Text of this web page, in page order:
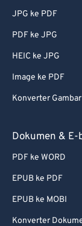
JPG ke PDF
PDF ke JPG
HEIC ke JPG
Image ke PDF
Konverter Gambar
Dokumen & E-
PDF ke WORD
EPUB ke PDF
EPUB ke MOBI
Konverter